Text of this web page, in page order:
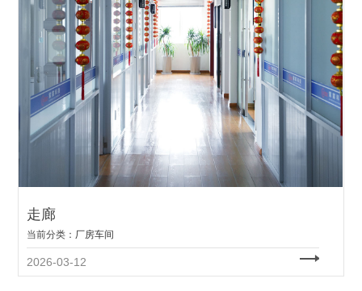
走廊
当前分类： 厂房车间
2026-03-12